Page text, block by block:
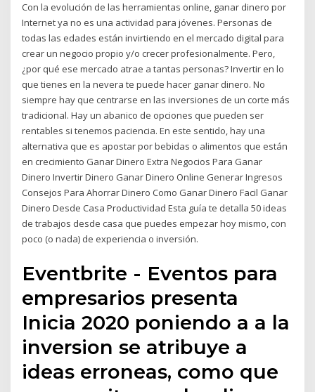
Con la evolución de las herramientas online, ganar dinero por
Internet ya no es una actividad para jóvenes. Personas de
todas las edades están invirtiendo en el mercado digital para
crear un negocio propio y/o crecer profesionalmente. Pero,
¿por qué ese mercado atrae a tantas personas? Invertir en lo
que tienes en la nevera te puede hacer ganar dinero. No
siempre hay que centrarse en las inversiones de un corte más
tradicional. Hay un abanico de opciones que pueden ser
rentables si tenemos paciencia. En este sentido, hay una
alternativa que es apostar por bebidas o alimentos que están
en crecimiento Ganar Dinero Extra Negocios Para Ganar
Dinero Invertir Dinero Ganar Dinero Online Generar Ingresos
Consejos Para Ahorrar Dinero Como Ganar Dinero Facil Ganar
Dinero Desde Casa Productividad Esta guía te detalla 50 ideas
de trabajos desde casa que puedes empezar hoy mismo, con
poco (o nada) de experiencia o inversión.
Eventbrite - Eventos para
empresarios presenta
Inicia 2020 poniendo a a la
inversion se atribuye a
ideas erroneas, como que